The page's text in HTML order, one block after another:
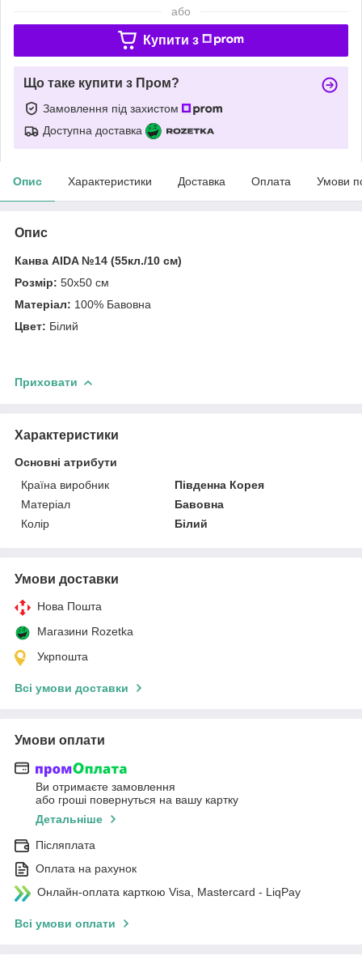
або
Купити з
Що таке купити з Пром?
Замовлення під захистом
Доступна доставка
Опис Характеристики Доставка Оплата Умови
Опис
Канва AIDA №14 (55кл./10 см)
Розмір: 50х50 см
Матеріал: 100% Бавовна
Цвет: Білий
Приховати
Характеристики
Основні атрибути
Країна виробник
Південна Корея
Матеріал
Бавовна
Колір
Білий
Умови доставки
Нова Пошта
Магазини Rozetka
Укрпошта
Всі умови доставки
Умови оплати
Ви отримаєте замовлення
або гроші повернуться на вашу картку
Детальніше
Післяплата
Оплата на рахунок
Онлайн-оплата карткою Visa, Mastercard - LiqPay
Всі умови оплати